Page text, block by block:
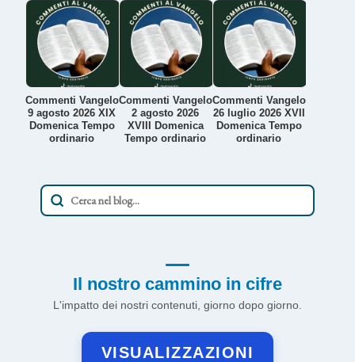
Commenti Vangelo
9 agosto 2026 XIX
Domenica Tempo
ordinario
Commenti Vangelo
2 agosto 2026
XVIII Domenica
Tempo ordinario
Commenti Vangelo
26 luglio 2026 XVII
Domenica Tempo
ordinario
Il nostro cammino in cifre
L'impatto dei nostri contenuti, giorno dopo giorno.
VISUALIZZAZIONI